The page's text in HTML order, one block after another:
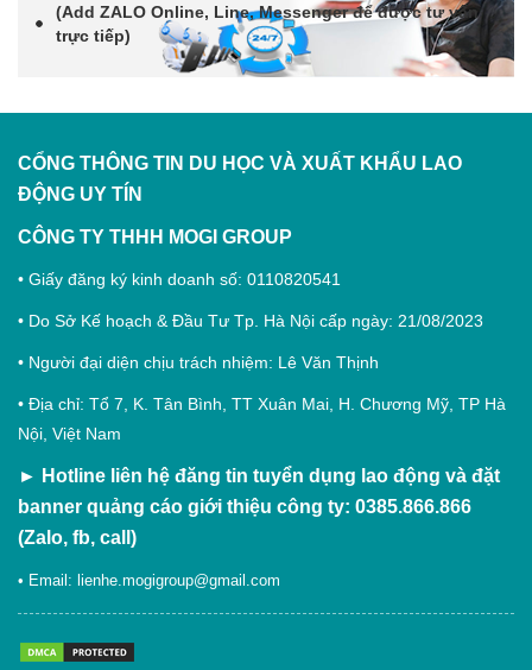
(Add ZALO Online, Line, Messengerđể được tư vấn
trực tiếp)
CỔNG THÔNG TIN DU HỌC VÀ XUẤT KHẨU LAO
ĐỘNG UY TÍN
CÔNG TY THHH MOGI GROUP
• Giấy đăng ký kinh doanh số: 0110820541
• Do Sở Kế hoạch & Đầu Tư Tp. Hà Nội cấp ngày: 21/08/2023
• Người đại diện chịu trách nhiệm: Lê Văn Thịnh
• Địa chỉ: Tổ 7, K. Tân Bình, TT Xuân Mai, H. Chương Mỹ, TP Hà
Nội, Việt Nam
► Hotline liên hệ đăng tin tuyển dụng lao động và đặt
banner quảng cáo giới thiệu công ty: 0385.866.866
(Zalo, fb, call)
• Email: lienhe.mogigroup@gmail.com